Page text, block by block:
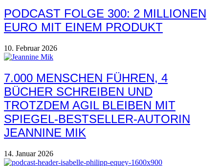
PODCAST FOLGE 300: 2 MILLIONEN
EURO MIT EINEM PRODUKT
10. Februar 2026
7.000 MENSCHEN FÜHREN, 4
BÜCHER SCHREIBEN UND
TROTZDEM AGIL BLEIBEN MIT
SPIEGEL-BESTSELLER-AUTORIN
JEANNINE MIK
14. Januar 2026